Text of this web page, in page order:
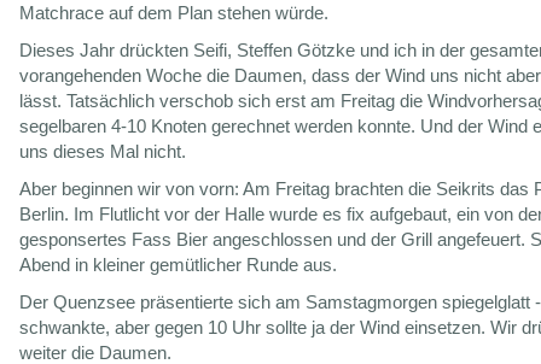
Matchrace auf dem Plan stehen würde.
Dieses Jahr drückten Seifi, Steffen Götzke und ich in der
vorangehenden Woche die Daumen, dass der Wind uns nicht
lässt. Tatsächlich verschob sich erst am Freitag die
segelbaren 4-10 Knoten gerechnet werden konnte. Und der Wind
uns dieses Mal nicht.
Aber beginnen wir von vorn: Am Freitag brachten die Seikrits das
Berlin. Im Flutlicht vor der Halle wurde es fix aufgebaut, ein von
gesponsertes Fass Bier angeschlossen und der Grill angefeuert.
Abend in kleiner gemütlicher Runde aus.
Der Quenzsee präsentierte sich am Samstagmorgen spiegelglatt
schwankte, aber gegen 10 Uhr sollte ja der Wind einsetzen. Wir
weiter die Daumen.